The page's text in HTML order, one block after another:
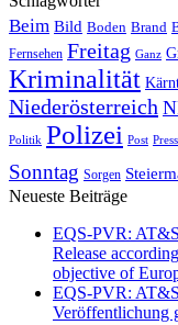
Beim Bild Boden Brand
Fernsehen Freitag Ganz
Kriminalität
Niederösterreich
Politik Polizei Post
Sonntag Sorgen
Neueste Beiträge
EQS-PVR:
Release
objective of
EQS-PVR:
Veröffentlichung